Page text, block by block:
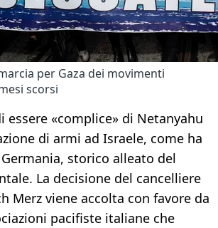
per Gaza dei movimenti
scorsi
essere «complice» di Netanyahu
di armi ad Israele, come ha
storico alleato del
La decisione del cancelliere
Merz viene accolta con favore da
pacifiste italiane che